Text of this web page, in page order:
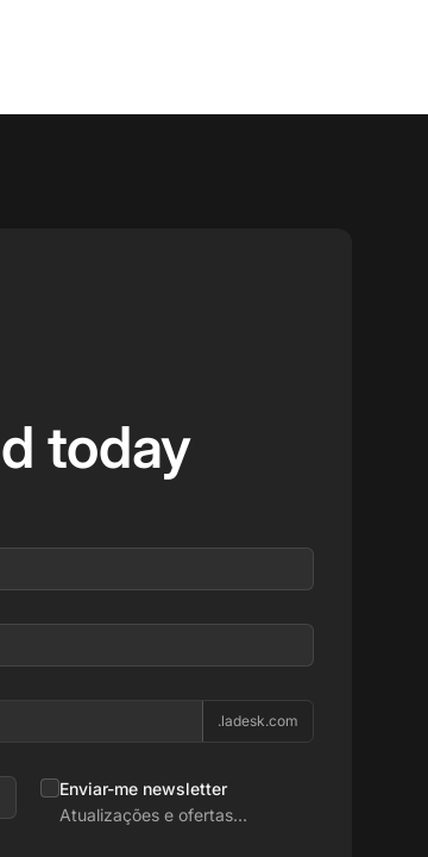
today
.ladesk.com
Enviar-me newsletter
Atualizações e ofertas